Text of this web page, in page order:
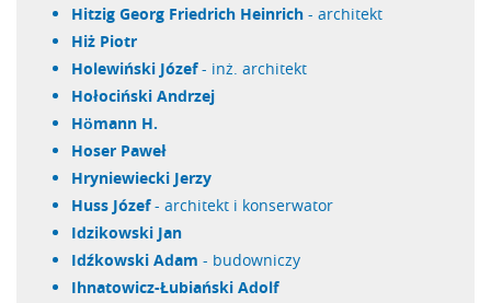
Hitzig Georg Friedrich Heinrich - architekt
Hiż Piotr
Holewiński Józef- inż. architekt
Hołociński Andrzej
Hömann H.
Hoser Paweł
Hryniewiecki Jerzy
Huss Józef- architekt i konserwator
Idzikowski Jan
Idźkowski Adam - budowniczy
Ihnatowicz-Łubiański Adolf